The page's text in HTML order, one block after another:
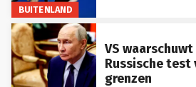
BUITENLAND
VS
Russische test
grenzen